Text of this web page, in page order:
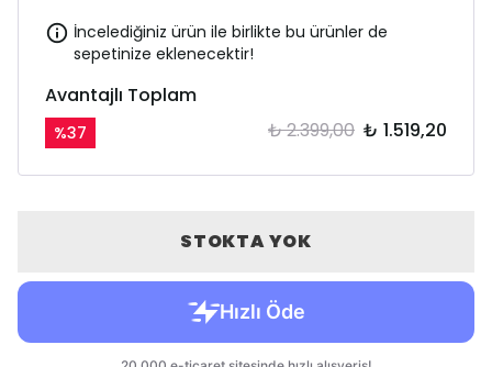
İncelediğiniz ürün ile birlikte bu ürünler de
sepetinize eklenecektir!
Avantajlı Toplam
%37 ₺ 2.399,00 ₺ 1.519,20
STOKTA YOK